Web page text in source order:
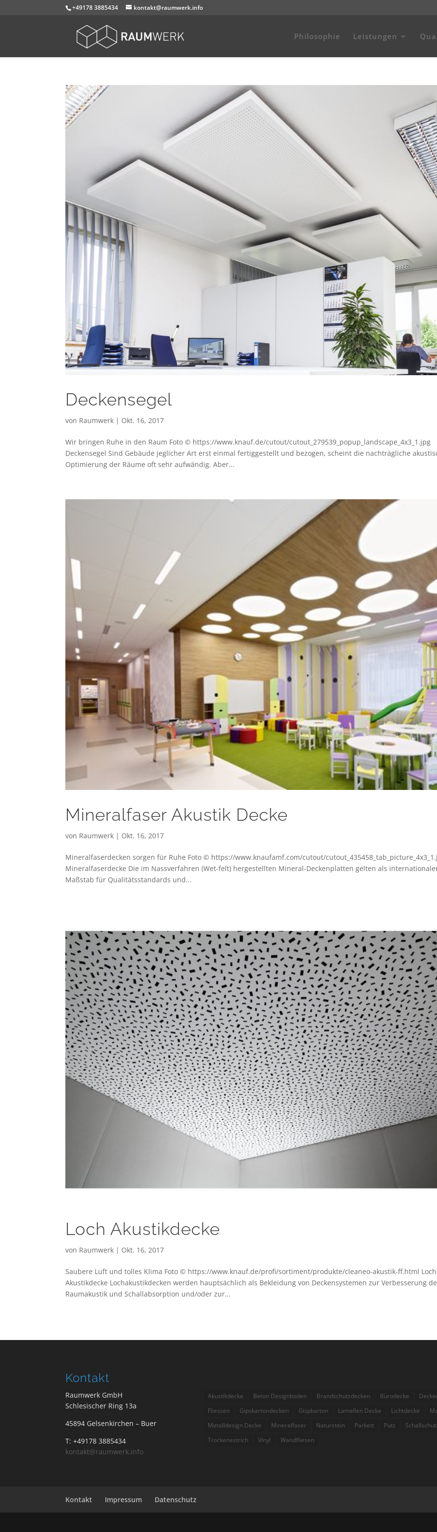
+49178 3885434 kontakt@raumwerk.info
Philosophie Leistungen
Deckensegel
von Raumwerk | Okt. 16, 2017
Wir bringen Ruhe in den Raum Foto © https://www.knauf.de/cutout/cutout_279539_popup_landscape_4x3_1.jpg
Deckensegel Sind Gebäude jeglicher Art erst einmal fertiggestellt und bezogen, scheint die nachträgliche
Optimierung der Räume oft sehr aufwändig. Aber...
Mineralfaser Akustik Decke
von Raumwerk | Okt. 16, 2017
Mineralfaserdecken sorgen für Ruhe Foto © https://www.knaufamf.com/cutout/
Mineralfaserdecke Die im Nassverfahren (Wet-felt) hergestellten Mineral-Deckenplatten gelten als
Maßstab für Qualitätsstandards und...
Loch Akustikdecke
von Raumwerk | Okt. 16, 2017
Saubere Luft und tolles Klima Foto © https://www.knauf.de/profi/sortiment/produkte/cleaneo-akustik-ff.html
Akustikdecke Lochakustikdecken werden hauptsächlich als Bekleidung von Deckensystemen zur Verbesserung
Raumakustik und Schallabsorption und/oder zur...
Kontakt
Raumwerk GmbH
Schlesischer Ring 13a
45894 Gelsenkirchen – Buer
T: +49178 3885434
kontakt@raumwerk.info
Akustikdecke Beton Designboden Brandschutzdecken Bürodecke
Fliessen
Gipskartondecken Gispkarton Lamellen Decke Lichtdecke
Metalldesign Decke
Mineralfaser Naturstein Parkett Putz
Trockenestrich
Vinyl Wandfliesen
Kontakt Impressum Datenschutz